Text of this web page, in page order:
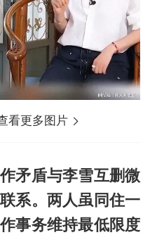
看更多图片
矛盾与李雪互删微
系。两人虽同住一
事务维持最低限度